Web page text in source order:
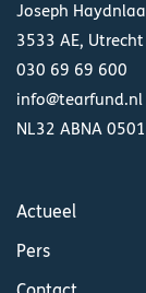
Joseph
3533 AE, Utrecht
030 69 69 600
info@tearfund.nl
NL32 ABNA
Actueel
Pers